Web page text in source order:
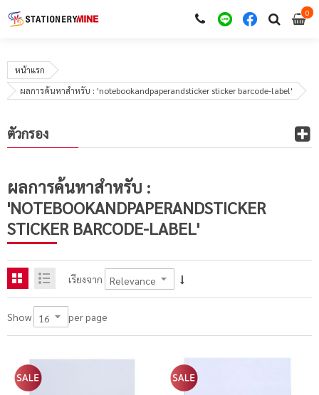
00
หน้าแรก
ผลการค้นหาสำหรับ : 'notebookandpaperandsticker sticker barcode-label'
ผลการค้นหาสำหรับ :
'NOTEBOOKANDPAPERANDSTICKER
STICKER BARCODE-LABEL'
เรียงจาก
Show per page
ตัวกรอง